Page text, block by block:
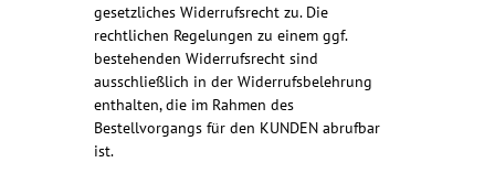
gesetzliches Widerrufsrecht zu. Die
rechtlichen Regelungen zu einem ggf.
bestehenden Widerrufsrecht sind
ausschließlich in der Widerrufsbelehrung
enthalten, die im Rahmen des
Bestellvorgangs für den KUNDEN abrufbar
ist.